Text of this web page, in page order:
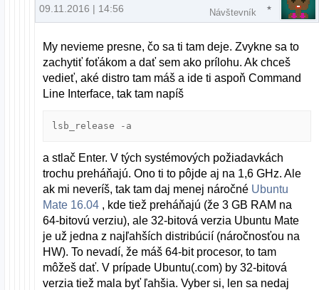
09.11.2016 | 14:56 Návštevník
My nevieme presne, čo sa ti tam deje. Zvykne sa to
zachytiť foťákom a dať sem ako prílohu. Ak chceš
vedieť, aké distro tam máš a ide ti aspoň Command
Line Interface, tak tam napíš
lsb_release -a
a stlač Enter. V tých systémových požiadavkách
trochu preháňajú. Ono ti to pôjde aj na 1,6 GHz. Ale
ak mi neveríš, tak tam daj menej náročné Ubuntu
Mate 16.04 , kde tiež preháňajú (že 3 GB RAM na
64-bitovú verziu), ale 32-bitová verzia Ubuntu Mate
je už jedna z najľahších distribúcií (náročnosťou na
HW). To nevadí, že máš 64-bit procesor, to tam
môžeš dať. V prípade Ubuntu(.com) by 32-bitová
verzia tiež mala byť ľahšia. Vyber si, len sa nedaj